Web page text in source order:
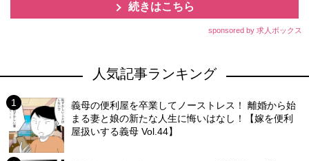
続きはこちら
sponsored by 求人ボックス
人気記事ランキング
義母の便利屋を卒業してノーストレス！ 離婚から始
まる妻と娘の新たな人生に悔いはなし！【嫁を便利
屋扱いする義母 Vol.44】